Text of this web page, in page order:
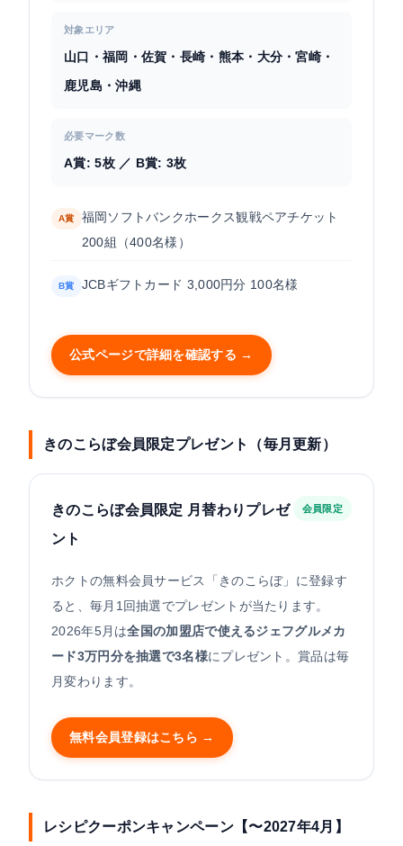
対象エリア
山口・福岡・佐賀・長崎・熊本・大分・宮崎・
鹿児島・沖縄
必要マーク数
A賞: 5枚 ／ B賞: 3枚
A賞
福岡ソフトバンクホークス観戦ペアチケット
200組（400名様）
B賞 JCBギフトカード 3,000円分 100名様
公式ページで詳細を確認する →
きのこらぼ会員限定プレゼント（毎月更新）
きのこらぼ会員限定 月替わりプレゼ
ント
会員限定
ホクトの無料会員サービス「きのこらぼ」に登録す
ると、毎月1回抽選でプレゼントが当たります。
2026年5月は全国の加盟店で使えるジェフグルメカ
ード3万円分を抽選で3名様にプレゼント。賞品は毎
月変わります。
無料会員登録はこちら →
レシピクーポンキャンペーン【〜2027年4月】